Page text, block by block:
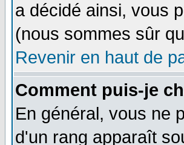
a décidé ainsi, vous
(nous sommes sûr
Revenir en haut de
Comment puis-je
En général, vous ne
d'un rang apparaît